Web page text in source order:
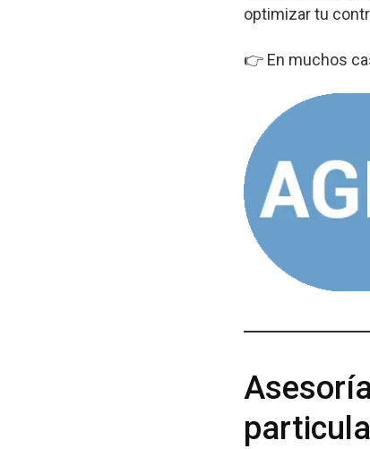
optimizar tu
👉 En muchos